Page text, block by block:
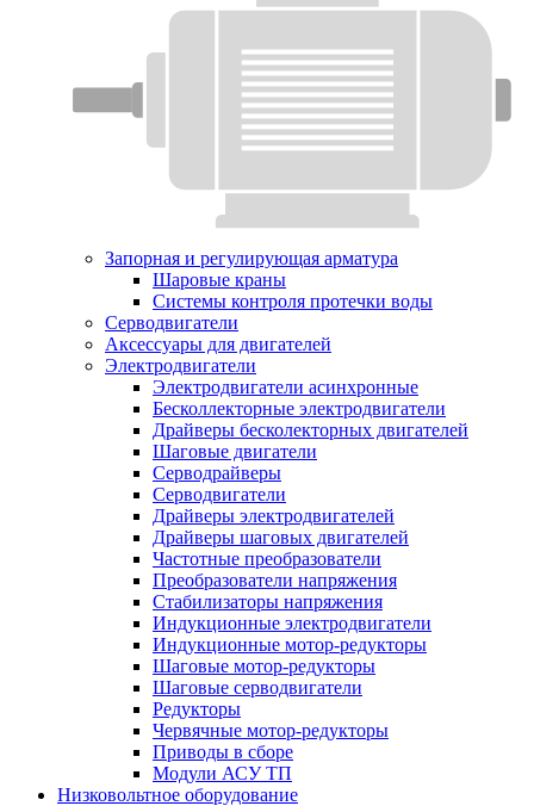
Запорная и регулирующая арматура
Шаровые краны
Системы контроля протечки воды
Серводвигатели
Аксессуары для двигателей
Электродвигатели
Электродвигатели асинхронные
Бесколлекторные электродвигатели
Драйверы бесколекторных двигателей
Шаговые двигатели
Серводрайверы
Серводвигатели
Драйверы электродвигателей
Драйверы шаговых двигателей
Частотные преобразователи
Преобразователи напряжения
Стабилизаторы напряжения
Индукционные электродвигатели
Индукционные мотор-редукторы
Шаговые мотор-редукторы
Шаговые серводвигатели
Редукторы
Червячные мотор-редукторы
Приводы в сборе
Модули АСУ ТП
Низковольтное оборудование